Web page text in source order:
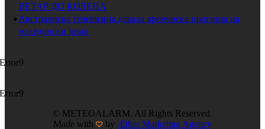
ВЕТАР ДО КОЛЕНА
Австралиска телевизија давала временска прогноза на
македонски јазик
Error9
Error9
© METEOALARM. All Rights Reserved.
Made with
by Æther Marketing Agency